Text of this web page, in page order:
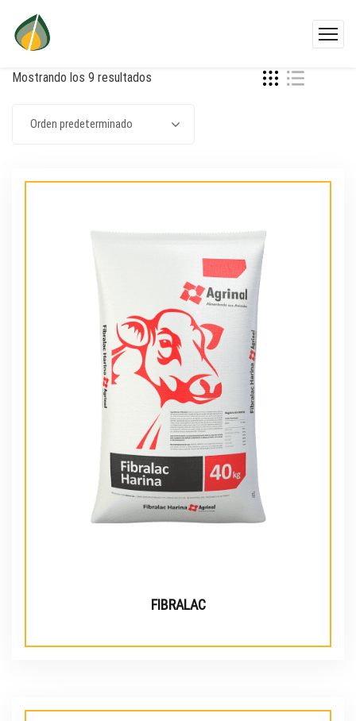
Mostrando los 9 resultados
Orden predeterminado
FIBRALAC